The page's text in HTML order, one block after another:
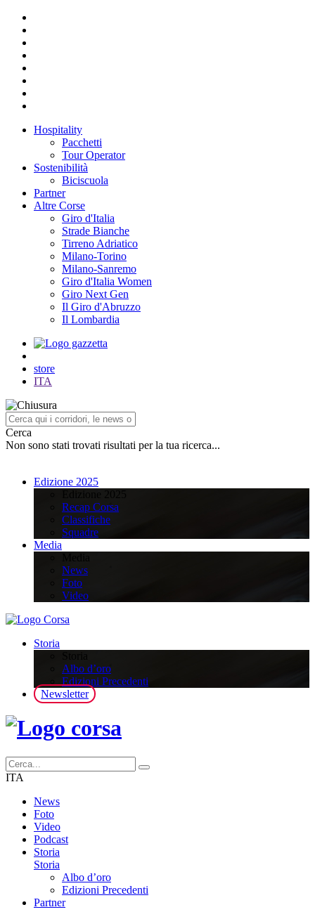
Hospitality
Pacchetti
Tour Operator
Sostenibilità
Biciscuola
Partner
Altre Corse
Giro d'Italia
Strade Bianche
Tirreno Adriatico
Milano-Torino
Milano-Sanremo
Giro d'Italia Women
Giro Next Gen
Il Giro d'Abruzzo
Il Lombardia
store
ITA
Cerca
Non sono stati trovati risultati per la tua ricerca...
Edizione 2025
Recap Corsa
Classifiche
Squadre
Media
News
Foto
Video
Storia
Albo d’oro
Edizioni Precedenti
Newsletter
ITA
News
Foto
Video
Podcast
Storia
Storia
Albo d’oro
Edizioni Precedenti
Partner